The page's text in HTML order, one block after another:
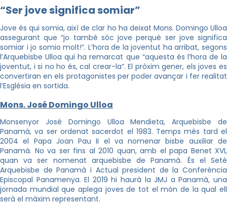
“Ser jove significa somiar”
Jove és qui somia, així de clar ho ha deixat Mons. Domingo Ulloa
assegurant que “jo també sóc jove perquè ser jove significa
somiar i jo somio molt!”. L’hora de la joventut ha arribat, segons
l’ArquebisbeUlloa qui ha remarcat que “aquesta és l’hora de la
joventut, i si no ho és, cal crear-la”. El pròxim gener, els joves es
convertiran en els protagonistes per poder avançar i fer realitat
l’Església en sortida.
Mons. José Domingo Ulloa
Monsenyor José Domingo Ulloa Mendieta, Arquebisbe de
Panamà, va ser ordenat sacerdot el 1983. Temps més tard el
2004 el Papa Joan Pau II el va nomenar bisbe auxiliar de
Panamà. No va ser fins al 2010 quan, amb el papa Benet XVI,
quan va ser nomenat arquebisbe de Panamà. És el Setè
Arquebisbe de Panamà i Actual president de la Conferència
Episcopal Panamenya. El 2019 hi haurà la JMJ a Panamà, una
jornada mundial que aplega joves de tot el món de la qual ell
serà el màxim representant.